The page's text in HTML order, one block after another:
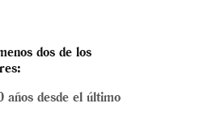
dos de los
años desde el último